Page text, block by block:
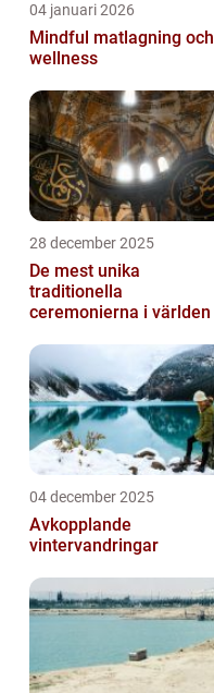
04 januari 2026
Mindful matlagning och
wellness
28 december 2025
De mest unika
traditionella
ceremonierna i världen
04 december 2025
Avkopplande
vintervandringar